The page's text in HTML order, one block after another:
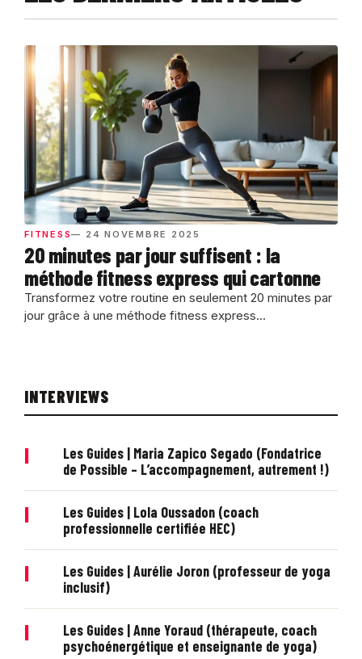
FITNESS— 24 NOVEMBRE 2025
20 minutes par jour suffisent : la
méthode fitness express qui cartonne
Transformez votre routine en seulement 20 minutes par
jour grâce à une méthode fitness express...
INTERVIEWS
|
Les Guides | Maria Zapico Segado (Fondatrice
de Possible – L’accompagnement, autrement !)
|
Les Guides | Lola Oussadon (coach
professionnelle certifiée HEC)
|
Les Guides | Aurélie Joron (professeur de yoga
inclusif)
|
Les Guides | Anne Yoraud (thérapeute, coach
psychoénergétique et enseignante de yoga)